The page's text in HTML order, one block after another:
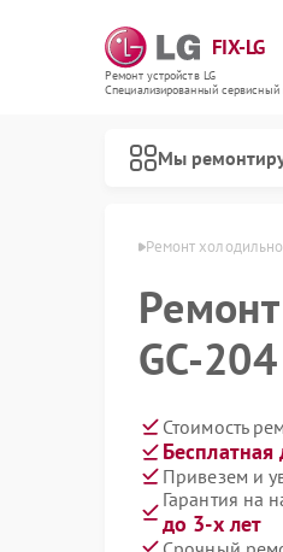
FIX-LG
Ремонт устройств LG
Специализированный cервисный
Мы
Ремонт
GC-
Стоимость
Бесплатная
Привезем и
Гарантия на
до 3-х лет